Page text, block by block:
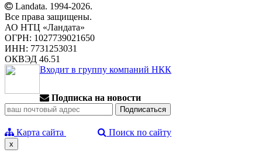
Landata. 1994-2026.
Все права защищены.
АО НТЦ «Ландата»
ОГРН: 1027739021650
ИНН: 7731253031
ОКВЭД 46.51
Входит в группу компаний НКК
Подписка на новости
Карта сайта Поиск по сайту
x